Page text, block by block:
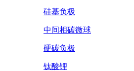
硅基负极
中间相碳微球
硬碳负极
钛酸锂